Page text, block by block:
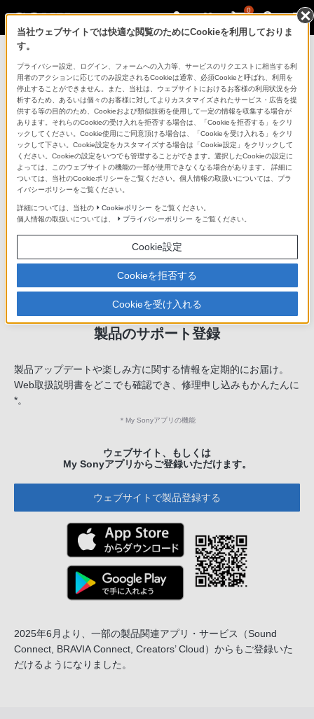
0
「できたらいいな」も
「安心」も
製品のサポート登録
製品アップデートや楽しみ方に関する情報を定期的にお届け。
Web取扱説明書をどこでも確認でき、修理申し込みもかんたんに
*。
＊ My Sonyアプリの機能
ウェブサイト、もしくは
My Sonyアプリからご登録いただけます。
ウェブサイトで製品登録する
2025年6月より、一部の製品関連アプリ・サービス
（Sound
Connect, BRAVIA Connect, Creators’ Cloud）からもご登録いた
だけるようになりました。
当社ウェブサイトでは快適な閲覧のためにCookieを利用しておりま
す。
プライバシー設定、ログイン、フォームへの入力等、サービスのリクエストに相当する利
用者のアクションに応じてのみ設定されるCookieは通常、必須Cookieと呼ばれ、利用を
停止することができません。また、当社は、ウェブサイトにおけるお客様の利用状況を分
析するため、あるいは個々のお客様に対してよりカスタマイズされたサービス・広告を提
供する等の目的のため、Cookieおよび類似技術を使用して一定の情報を収集する場合が
あります。それらのCookieの受け入れを拒否する場合は、「Cookieを拒否する」をクリ
ックしてください。Cookie使用にご同意頂ける場合は、「Cookieを受け入れる」をクリ
ックして下さい。Cookie設定をカスタマイズする場合は「Cookie設定」をクリックして
ください。Cookieの設定をいつでも管理することができます。選択したCookieの設定に
よっては、このウェブサイトの機能の一部が使用できなくなる場合があります。 詳細に
ついては、当社のCookieポリシーをご覧ください。個人情報の取扱いについては、プラ
イバシーポリシーをご覧ください。
詳細については、当社の Cookieポリシー をご覧ください。
個人情報の取扱いについては、
プライバシーポリシー をご覧ください。
Cookie設定
Cookieを拒否する
Cookieを受け入れる